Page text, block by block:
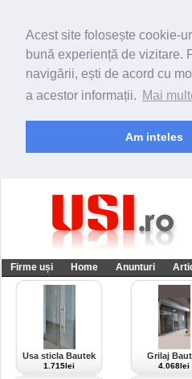
Acest site folosește cookie-
bună experiență de vizitare.
navigării, ești de acord cu
a acestor informații. Mai
Am inteles
Firme uși Home Anunturi
Usa sticla Bautek
1.715lei
Grilaj
4.068lei